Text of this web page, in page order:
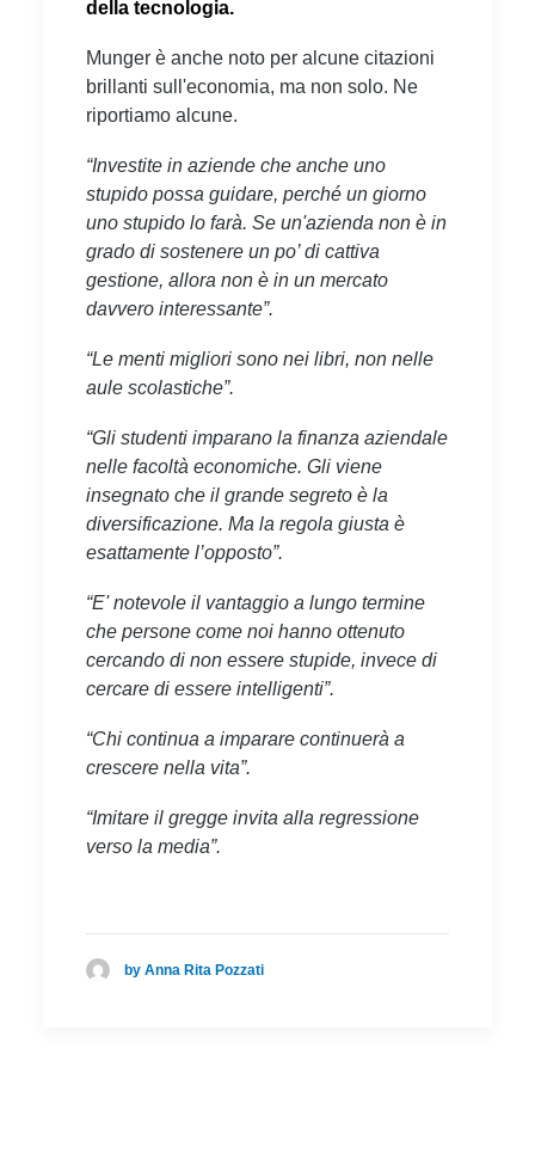
della tecnologia.
Munger è anche noto per alcune citazioni
brillanti sull'economia, ma non solo. Ne
riportiamo alcune.
“Investite in aziende che anche uno
stupido possa guidare, perché un giorno
uno stupido lo farà. Se un'azienda non è in
grado di sostenere un po’ di cattiva
gestione, allora non è in un mercato
davvero interessante”.
“Le menti migliori sono nei libri, non nelle
aule scolastiche”.
“Gli studenti imparano la finanza aziendale
nelle facoltà economiche. Gli viene
insegnato che il grande segreto è la
diversificazione. Ma la regola giusta è
esattamente l’opposto”.
“E' notevole il vantaggio a lungo termine
che persone come noi hanno ottenuto
cercando di non essere stupide, invece di
cercare di essere intelligenti”.
“Chi continua a imparare continuerà a
crescere nella vita”.
“Imitare il gregge invita alla regressione
verso la media”.
by Anna Rita Pozzati